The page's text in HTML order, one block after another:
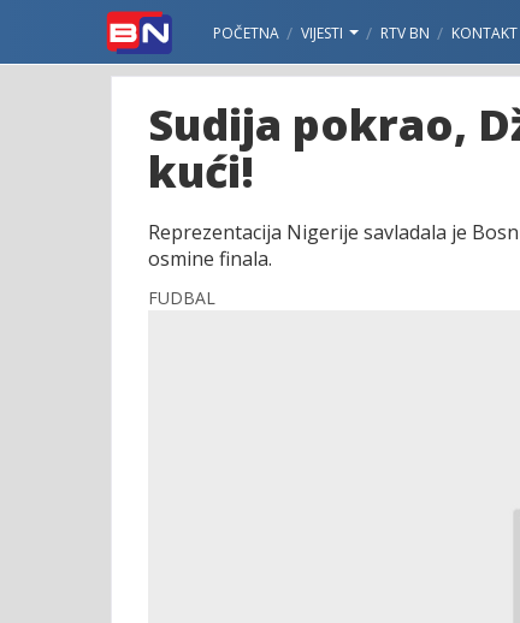
POČETNA VIJESTI RTV BN KONTAKT
Sudija pokrao,
kući!
Reprezentacija Nigerije savladala je
osmine finala.
FUDBAL